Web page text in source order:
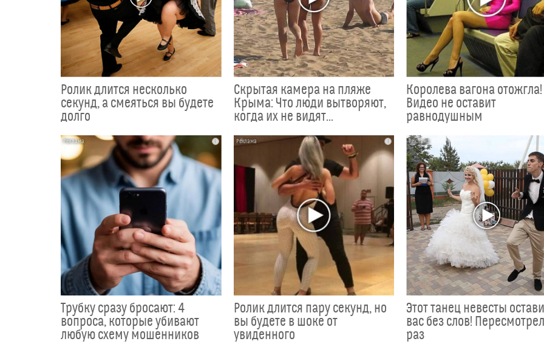
Ролик длится несколько
секунд, а смеяться вы будете
долго
Скрытая камера на пляже
Крыма: Что люди вытворяют,
когда их не видят...
Королева вагона отожгла!
Видео не оставит
равнодушным
i
Трубку сразу бросают: 4
вопроса, которые убивают
любую схему мошенников
i
Ролик длится пару секунд, но
вы будете в шоке от
увиденного
Этот танец невесты
вас без слов!
раз